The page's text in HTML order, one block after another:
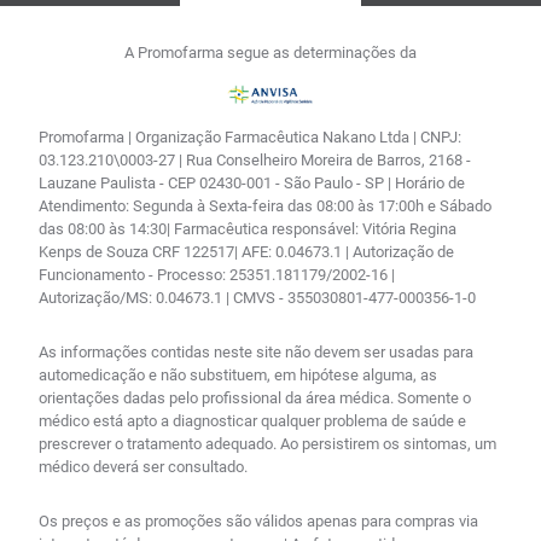
A Promofarma segue as determinações da
Promofarma | Organização Farmacêutica Nakano Ltda | CNPJ:
03.123.210\0003-27 | Rua Conselheiro Moreira de Barros, 2168 -
Lauzane Paulista - CEP 02430-001 - São Paulo - SP | Horário de
Atendimento: Segunda à Sexta-feira das 08:00 às 17:00h e Sábado
das 08:00 às 14:30| Farmacêutica responsável: Vitória Regina
Kenps de Souza CRF 122517| AFE: 0.04673.1 | Autorização de
Funcionamento - Processo: 25351.181179/2002-16 |
Autorização/MS: 0.04673.1 | CMVS - 355030801-477-000356-1-0
As informações contidas neste site não devem ser usadas para
automedicação e não substituem, em hipótese alguma, as
orientações dadas pelo profissional da área médica. Somente o
médico está apto a diagnosticar qualquer problema de saúde e
prescrever o tratamento adequado. Ao persistirem os sintomas, um
médico deverá ser consultado.
Os preços e as promoções são válidos apenas para compras via